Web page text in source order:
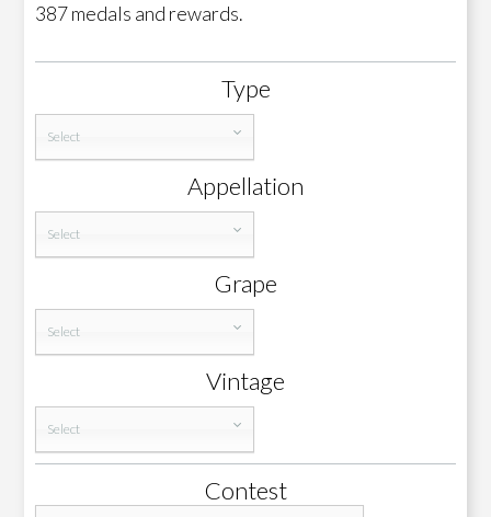
387 medals and rewards.
Type
Select
Appellation
Select
Grape
Select
Vintage
Select
Contest